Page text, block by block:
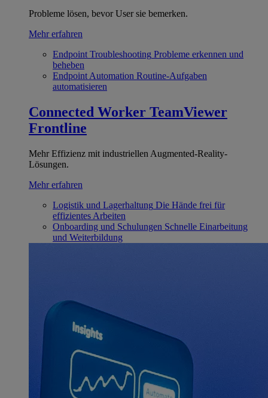
Probleme lösen, bevor User sie bemerken.
Mehr erfahren
Endpoint Troubleshooting Probleme erkennen und
beheben
Endpoint Automation Routine-Aufgaben
automatisieren
Connected Worker TeamViewer
Frontline
Mehr Effizienz mit industriellen Augmented-Reality-
Lösungen.
Mehr erfahren
Logistik und Lagerhaltung Die Hände frei für
effizientes Arbeiten
Onboarding und Schulungen Schnelle Einarbeitung
und Weiterbildung